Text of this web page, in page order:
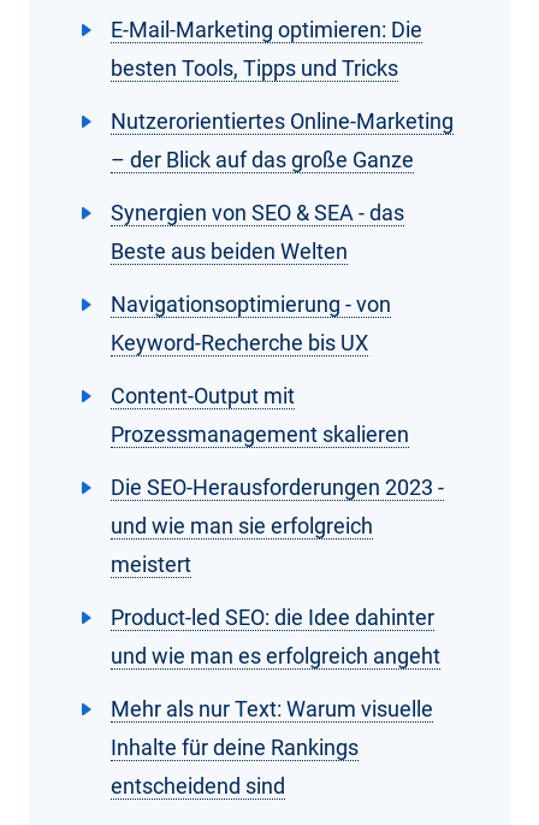
E-Mail-Marketing optimieren: Die
besten Tools, Tipps und Tricks
Nutzerorientiertes Online-Marketing
– der Blick auf das große Ganze
Synergien von SEO & SEA - das
Beste aus beiden Welten
Navigationsoptimierung - von
Keyword-Recherche bis UX
Content-Output mit
Prozessmanagement skalieren
Die SEO-Herausforderungen 2023 -
und wie man sie erfolgreich
meistert
Product-led SEO: die Idee dahinter
und wie man es erfolgreich angeht
Mehr als nur Text: Warum visuelle
Inhalte für deine Rankings
entscheidend sind